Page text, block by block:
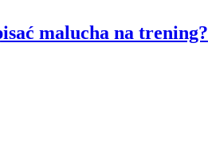
malucha na trening?